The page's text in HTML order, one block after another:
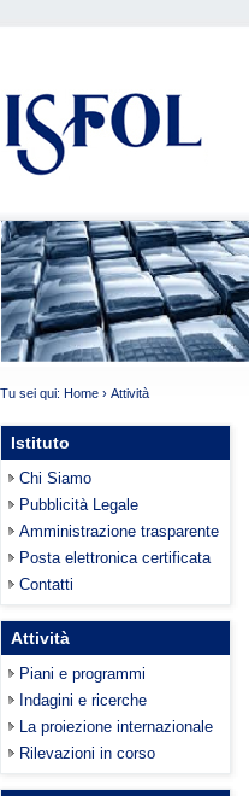
Tu sei qui: Home › Attività
Istituto
Chi Siamo
Pubblicità Legale
Amministrazione trasparente
Posta elettronica certificata
Contatti
Attività
Piani e programmi
Indagini e ricerche
La proiezione internazionale
Rilevazioni in corso